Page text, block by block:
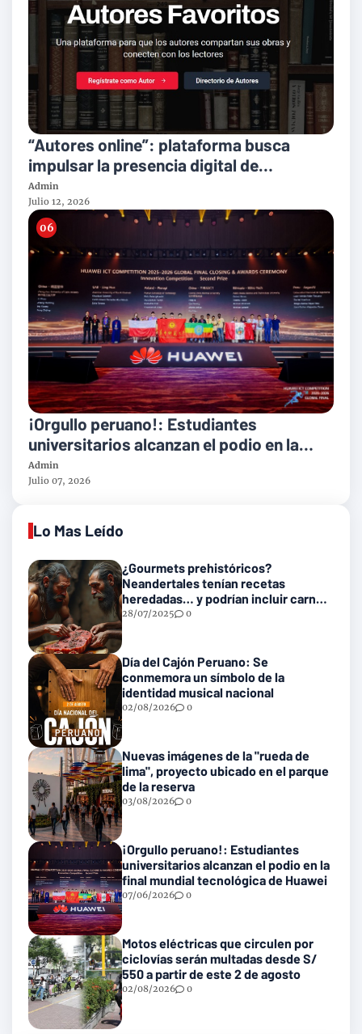
“Autores online”: plataforma busca
impulsar la presencia digital de
escritores será presentada en IRRUMPE
2026
Admin
Julio 12, 2026
¡Orgullo peruano!: Estudiantes
universitarios alcanzan el podio en la
final mundial tecnológica de Huawei
Admin
Julio 07, 2026
Lo Mas Leído
¿Gourmets prehistóricos?
Neandertales tenían recetas
heredadas… y podrían incluir carne
con gusanos
28/07/2025 0
Día del Cajón Peruano: Se
conmemora un símbolo de la
identidad musical nacional
02/08/2026 0
Nuevas imágenes de la "rueda de
lima", proyecto ubicado en el parque
de la reserva
03/08/2026 0
¡Orgullo peruano!: Estudiantes
universitarios alcanzan el podio en la
final mundial tecnológica de Huawei
07/06/2026 0
Motos eléctricas que circulen por
ciclovías serán multadas desde S/
550 a partir de este 2 de agosto
02/08/2026 0